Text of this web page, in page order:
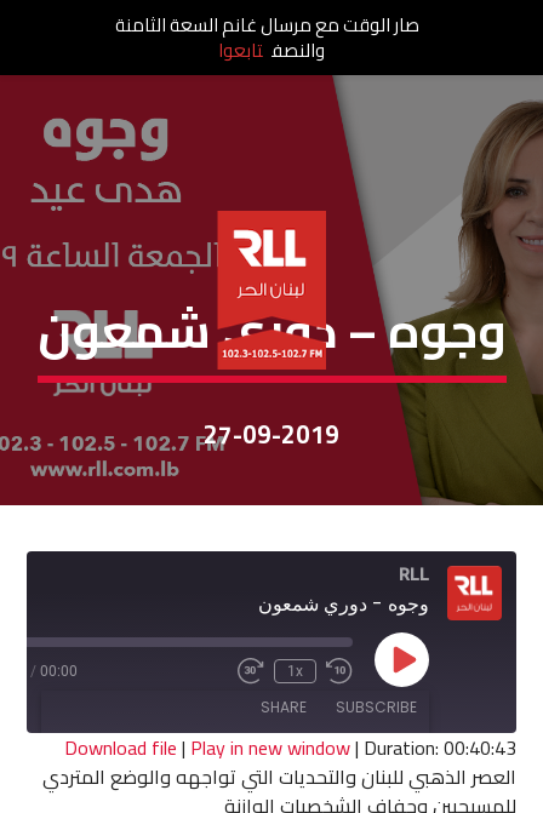
وجوه
وجوه – دوري شمعون
27-09-2019
RLL
وجوه - دوري شمعون
Play
Episode
Rewind
10
Seconds
1x
Fast
seconds
00:00
/
SUBSCRIBE
SHARE
SHARE
Download file| Play in new window| Duration: 00:40:43
العصر الذهبي للبنان والتحديات التي تواجهه والوضع المتردي
صار الوقت مع مرسال غانم السعة الثامنة
والنصف تابعوا